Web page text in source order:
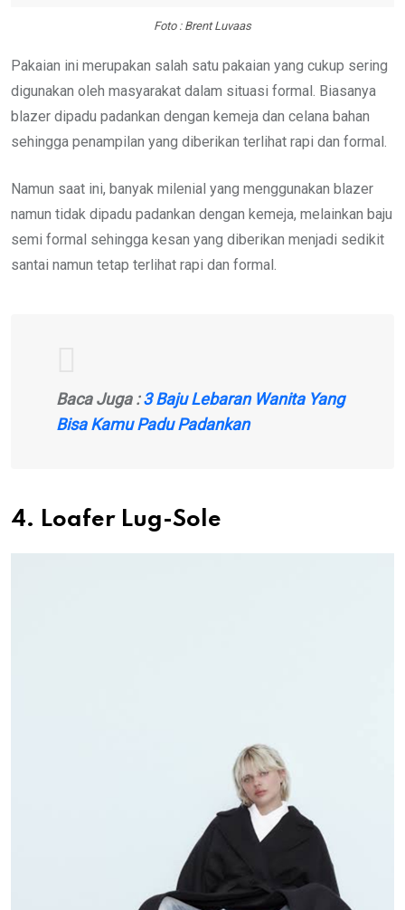
Foto : Brent Luvaas
Pakaian ini merupakan salah satu pakaian yang cukup sering
digunakan oleh masyarakat dalam situasi formal. Biasanya
blazer dipadu padankan dengan kemeja dan celana bahan
sehingga penampilan yang diberikan terlihat rapi dan formal.
Namun saat ini, banyak milenial yang menggunakan blazer
namun tidak dipadu padankan dengan kemeja, melainkan baju
semi formal sehingga kesan yang diberikan menjadi sedikit
santai namun tetap terlihat rapi dan formal.
Baca Juga :3 Baju Lebaran Wanita Yang
Bisa Kamu Padu Padankan
4. Loafer Lug-Sole